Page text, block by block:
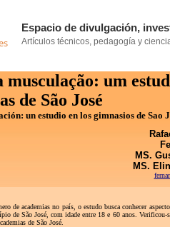
um
de São José
un estudio en los gimnasios de Sao
MS.
MS.
academias no país, o estudo busca conhecer
São José, com idade entre 18 e 60 anos.
de São José.